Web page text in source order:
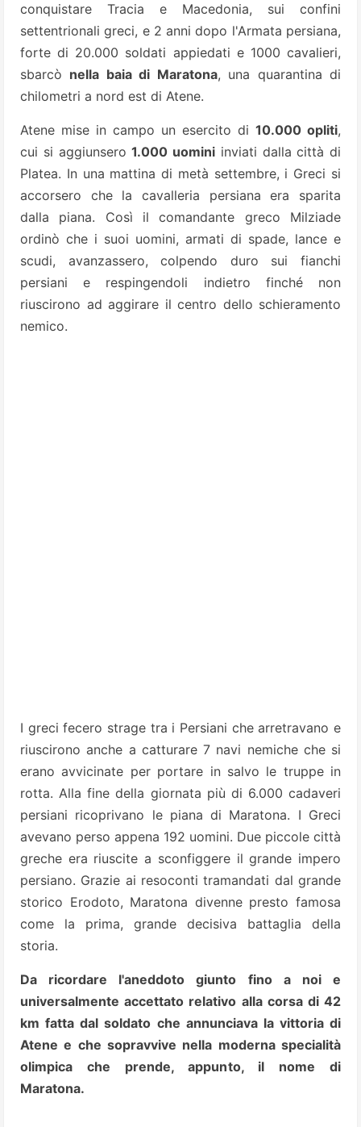
conquistare Tracia e Macedonia, sui confini
settentrionali greci, e 2 anni dopo l'Armata persiana,
forte di 20.000 soldati appiedati e 1000 cavalieri,
sbarcò nella baia di Maratona, una quarantina di
chilometri a nord est di Atene.
Atene mise in campo un esercito di 10.000 opliti,
cui si aggiunsero1.000 uomini inviati dalla città di
Platea. In una mattina di metà settembre, i Greci si
accorsero che la cavalleria persiana era sparita
dalla piana. Così il comandante greco Milziade
ordinò che i suoi uomini, armati di spade, lance e
scudi, avanzassero, colpendo duro sui fianchi
persiani e respingendoli indietro finché non
riuscirono ad aggirare il centro dello schieramento
nemico.
I greci fecero strage tra i Persiani che arretravano e
riuscirono anche a catturare 7 navi nemiche che si
erano avvicinate per portare in salvo le truppe in
rotta.Alla fine della giornata più di 6.000 cadaveri
persiani ricoprivano le piana di Maratona. I Greci
avevano perso appena 192 uomini. Due piccole città
greche era riuscite a sconfiggere il grande impero
persiano. Grazie ai resoconti tramandati dal grande
storico Erodoto, Maratona divenne presto famosa
come la prima, grande decisiva battaglia della
storia.
Da ricordare l'aneddoto giunto fino a noi e
universalmente accettato relativo alla corsa di 42
km fattadal soldato che annunciava la vittoria di
Atene e che sopravvive nella moderna specialità
olimpica che prende, appunto, il nome di
Maratona.